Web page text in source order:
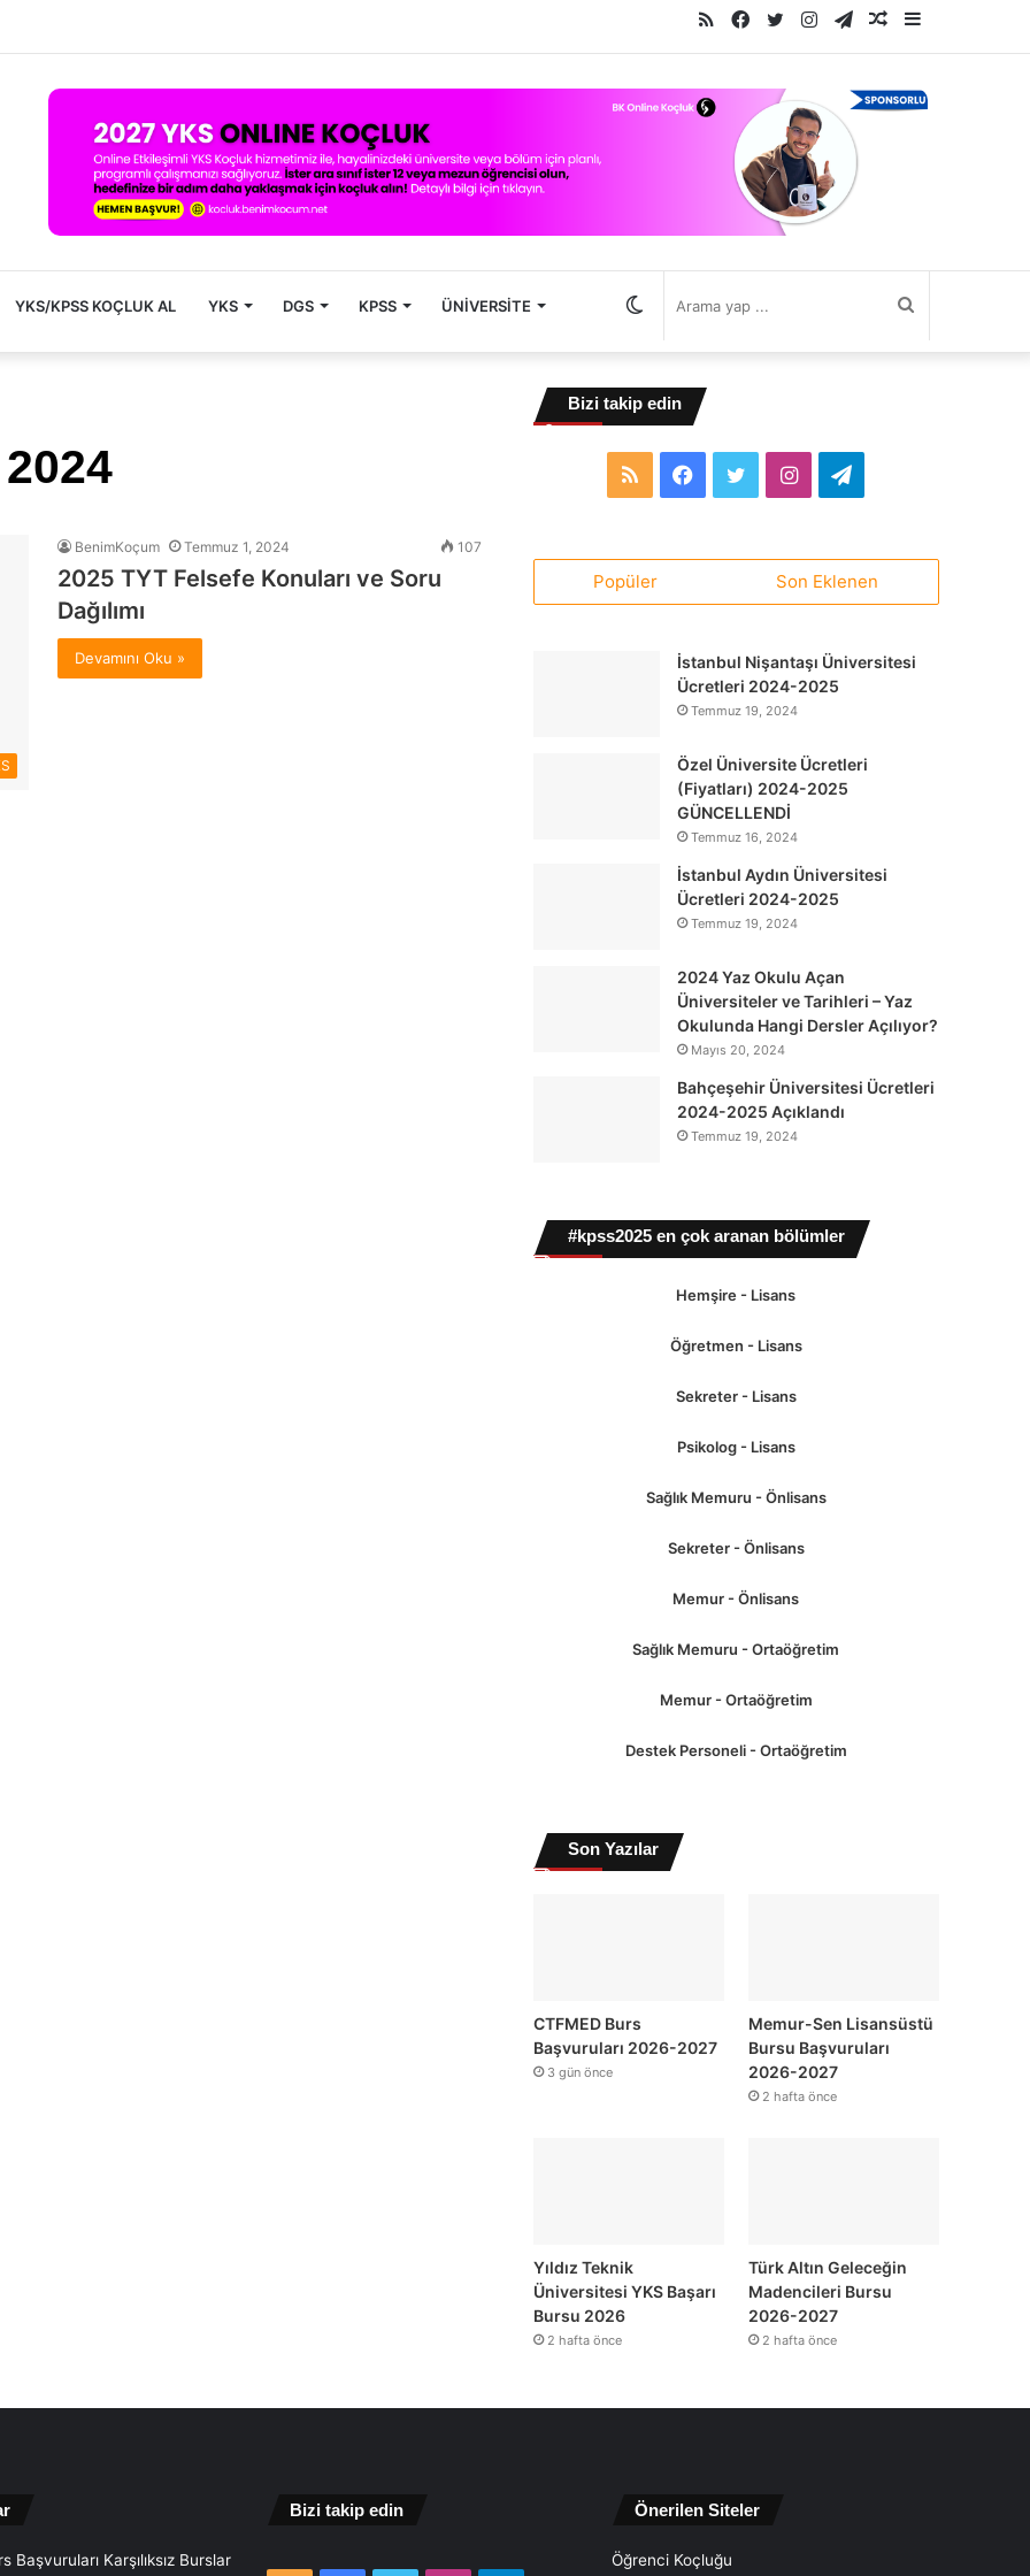
Kenar
Bölmesi
Rastgele
Makale
Telegram
Instagram
Twitter
Facebook
RSS
YKS/KPSS KOÇLUK AL YKS DGS KPSS ÜNIVERSITE
BenimKoçum Temmuz 1, 2024 107
2025 TYT Felsefe Konuları ve Soru
Dağılımı
Devamını Oku »
Bizi takip edin
RSS Facebook
TwitterInstagramTelegram
Popüler Son Eklenen
İstanbul Nişantaşı Üniversitesi
Ücretleri 2024-2025
Temmuz 19, 2024
Özel Üniversite Ücretleri
(Fiyatları) 2024-2025
GÜNCELLENDİ
Temmuz 16, 2024
İstanbul Aydın Üniversitesi
Ücretleri 2024-2025
Temmuz 19, 2024
2024 Yaz Okulu Açan
Üniversiteler ve Tarihleri – Yaz
Okulunda Hangi Dersler Açılıyor?
Mayıs 20, 2024
Bahçeşehir Üniversitesi Ücretleri
2024-2025 Açıklandı
Temmuz 19, 2024
#kpss2025 en çok aranan bölümler
Hemşire - Lisans
Öğretmen - Lisans
Sekreter - Lisans
Psikolog - Lisans
Sağlık Memuru - Önlisans
Sekreter - Önlisans
Memur - Önlisans
Sağlık Memuru - Ortaöğretim
Memur - Ortaöğretim
Destek Personeli - Ortaöğretim
Son Yazılar
CTFMED Burs
Başvuruları 2026-2027
3 gün önce
Memur-Sen Lisansüstü
Bursu Başvuruları
2026-2027
2 hafta önce
Yıldız Teknik
Üniversitesi YKS Başarı
Bursu 2026
2 hafta önce
Türk Altın Geleceğin
Madencileri Bursu
2026-2027
2 hafta önce
Başvuruları Karşılıksız Burslar
Bizi takip edin Önerilen Siteler
Öğrenci Koçluğu